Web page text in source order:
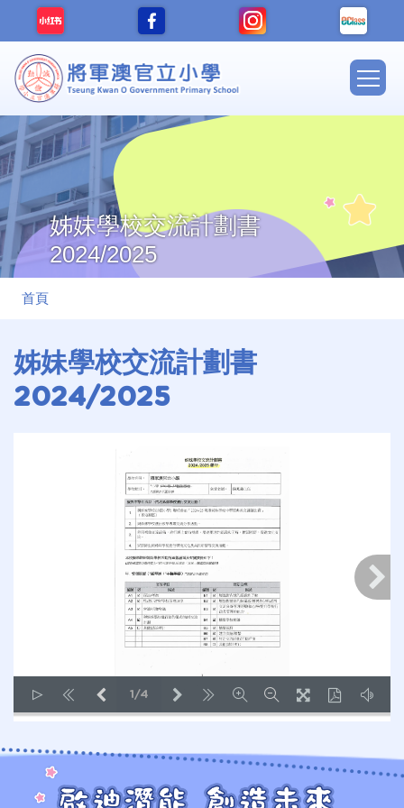
移至主內容
Main
姊妹學校交流計劃書
2024/2025
導
連
結
首頁
姊妹學校交流計劃書
2024/2025
LOADING PAGES 100% ...
1/4